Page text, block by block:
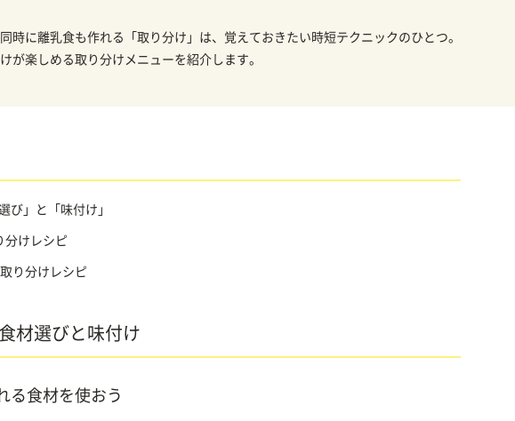
時に離乳食も作れる「取り分け」は、覚えておきたい時短テクニックのひとつ。
が楽しめる取り分けメニューを紹介します。
び」と「味付け」
分けレシピ
り分けレシピ
材選びと味付け
る食材を使おう